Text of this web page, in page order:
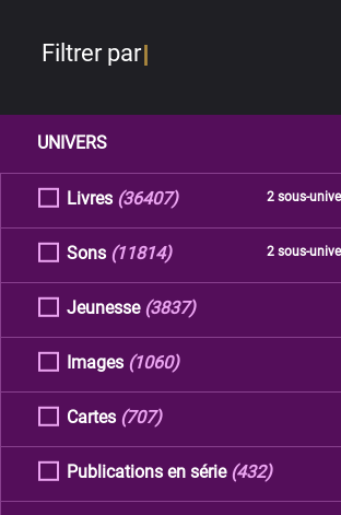
Filtrer par
UNIVERS
Livres 2 sous-
(36407)
Sons 2 sous-
(11814)
Jeunesse (3837)
Images (1060)
Cartes (707)
Publications en série (432)